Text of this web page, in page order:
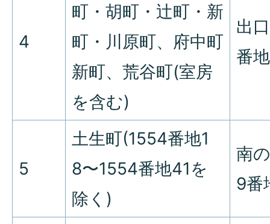
4
町・胡町・辻町・新
町・川原町、府中町
新町、荒谷町(室房
を含む)
出
番
5
土生町(1554番地1
8〜1554番地41を
除く)
南
9番